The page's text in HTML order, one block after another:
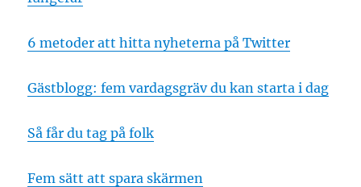
6 metoder att hitta nyheterna på Twitter
Gästblogg: fem vardagsgräv du kan starta i dag
Så får du tag på folk
Fem sätt att spara skärmen